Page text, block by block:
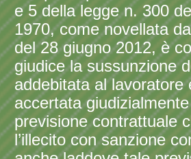
e 5 della legge n. 300
1970, come novellata
del 28 giugno 2012, è
giudice la sussunzione
addebitata al lavoratore
accertata
previsione contrattuale
l’illecito con sanzione